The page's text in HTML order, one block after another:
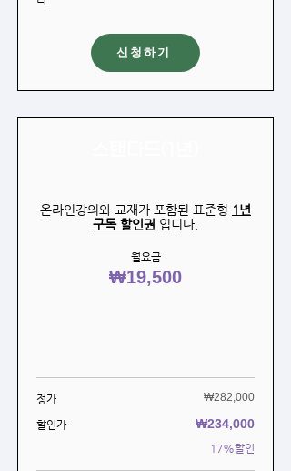
신청하기
온라인강의와 교재가 포함된 표준형 1년
구독 할인권 입니다.
월요금
₩19,500
​정가 ₩282,000
할인가 ₩234,000
17%할인